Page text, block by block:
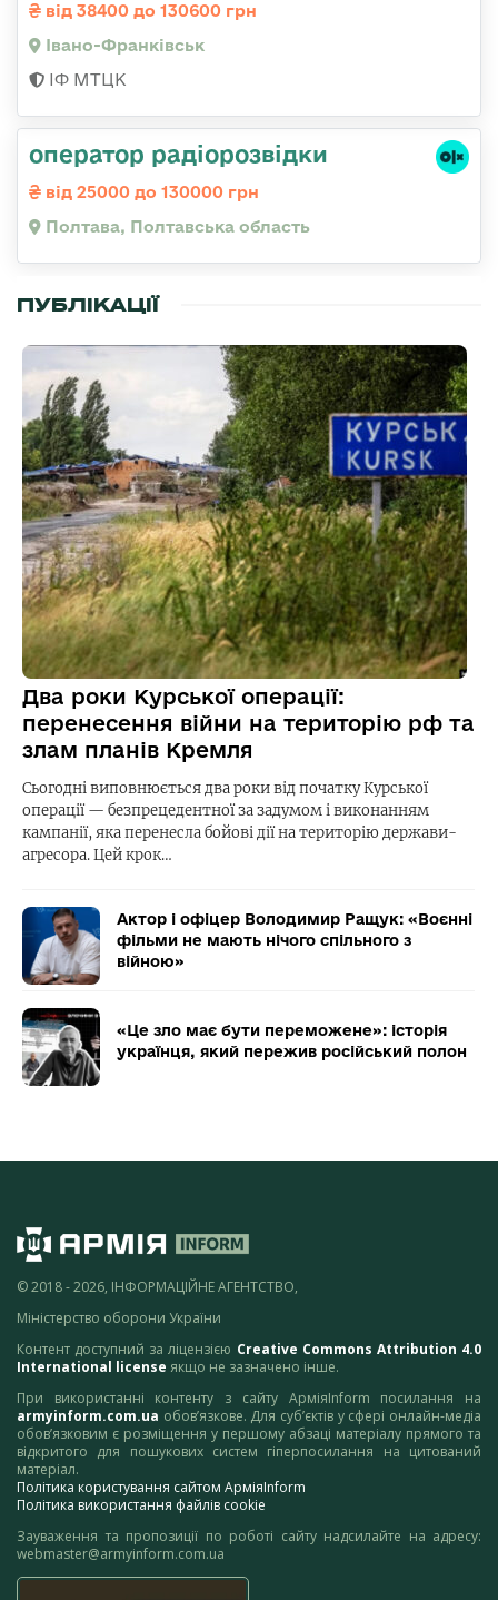
від 38400 до 130600 грн
Івано-Франківськ
ІФ МТЦК
оператор радіорозвідки
від 25000 до 130000 грн
Полтава, Полтавська область
ПУБЛІКАЦІЇ
Два роки Курської операції:
перенесення війни на територію рф та
злам планів Кремля
Сьогодні виповнюється два роки від початку Курської
операції — безпрецедентної за задумом і виконанням
кампанії, яка перенесла бойові дії на територію держави-
агресора. Цей крок…
Актор і офіцер Володимир Ращук: «Воєнні
фільми не мають нічого спільного з
війною»
«Це зло має бути переможене»: історія
українця, який пережив російський полон
© 2018 - 2026, ІНФОРМАЦІЙНЕ АГЕНТСТВО,
Міністерство оборони України
Контент доступний за ліцензією Creative Commons Attribution 4.0
International license якщо не зазначено інше.
При використанні контенту з сайту АрміяInform посилання на
armyinform.com.ua обов’язкове. Для суб’єктів у сфері онлайн-медіа
обов’язковим є розміщення у першому абзаці матеріалу прямого та
відкритого для пошукових систем гіперпосилання на цитований
матеріал.
Політика користування сайтом АрміяInform
Політика використання файлів cookie
Зауваження та пропозиції по роботі сайту надсилайте на адресу:
webmaster@armyinform.com.ua